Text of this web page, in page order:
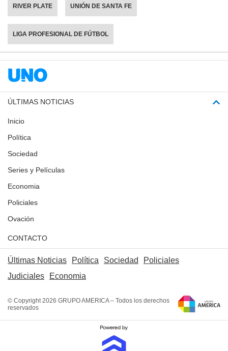
RIVER PLATE UNIÓN DE SANTA FE
LIGA PROFESIONAL DE FÚTBOL
ÚLTIMAS NOTICIAS
Inicio
Política
Sociedad
Series y Películas
Economia
Policiales
Ovación
CONTACTO
Últimas Noticias Política Sociedad
Policiales
Judiciales
Economia
© Copyright 2026 GRUPO AMERICA – Todos los derechos
reservados